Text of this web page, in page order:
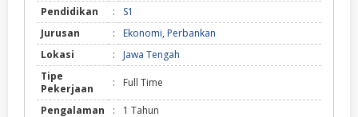
Pendidikan :
S1
Jurusan
: Ekonomi, Perbankan
Lokasi
:
Jawa Tengah
Tipe
Pekerjaan
: Full Time
Pengalaman : 1 Tahun